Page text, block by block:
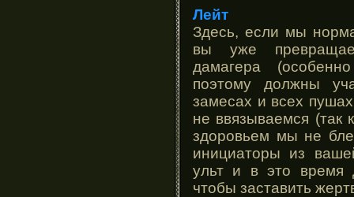
Лейт
Здесь, если мы
вы уже
дамагера
поэтому должны
замесах и всех
не ввязываемся (так
здоровьем мы не
инициаторы из
ульт и в это время
чтобы заставить